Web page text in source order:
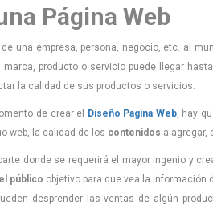
Página Web
una empresa, persona, negocio, etc. al
producto o servicio puede llegar
la calidad de sus productos o servicios.
de crear el Diseño Pagina Web, hay
web, la calidad de los contenidos a agregar,
donde se requerirá el mayor ingenio y
público objetivo para que vea la información
desprender las ventas de algún